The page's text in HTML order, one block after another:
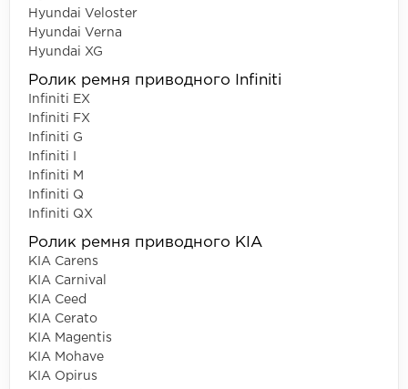
Hyundai Veloster
Hyundai Verna
Hyundai XG
Ролик ремня приводного Infiniti
Infiniti EX
Infiniti FX
Infiniti G
Infiniti I
Infiniti M
Infiniti Q
Infiniti QX
Ролик ремня приводного KIA
KIA Carens
KIA Carnival
KIA Ceed
KIA Cerato
KIA Magentis
KIA Mohave
KIA Opirus